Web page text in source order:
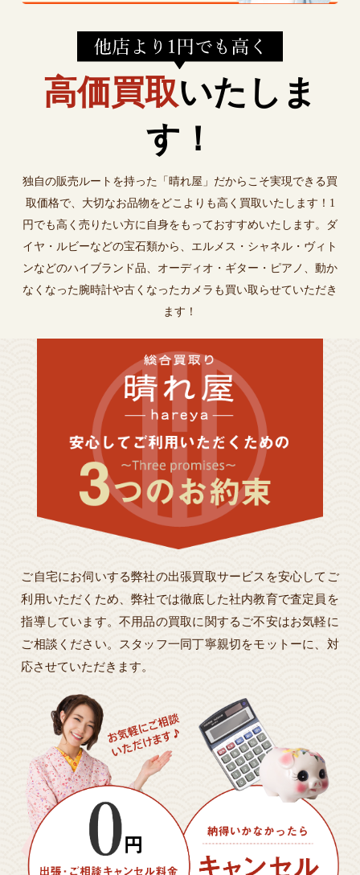
高価買取いたしま
す！
独自の販売ルートを持った「晴れ屋」だからこそ実現できる買
取価格で、大切なお品物をどこよりも高く買取いたします！1
円でも高く売りたい方に自身をもっておすすめいたします。ダ
イヤ・ルビーなどの宝石類から、エルメス・シャネル・ヴィト
ンなどのハイブランド品、オーディオ・ギター・ピアノ、動か
なくなった腕時計や古くなったカメラも買い取らせていただき
ます！
ご自宅にお伺いする弊社の出張買取サービスを安心してご
利用いただくため、弊社では徹底した社内教育で査定員を
指導しています。不用品の買取に関するご不安はお気軽に
ご相談ください。スタッフ一同丁寧親切をモットーに、対
応させていただきます。